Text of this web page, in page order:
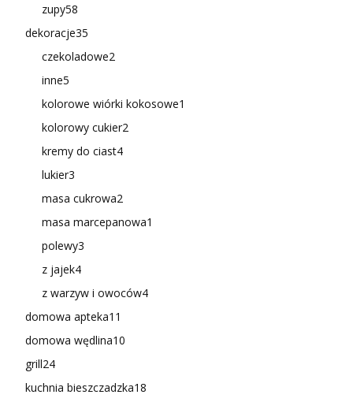
zupy58
dekoracje35
czekoladowe2
inne5
kolorowe wiórki kokosowe1
kolorowy cukier2
kremy do ciast4
lukier3
masa cukrowa2
masa marcepanowa1
polewy3
z jajek4
z warzyw i owoców4
domowa apteka11
domowa wędlina10
grill24
kuchnia bieszczadzka18